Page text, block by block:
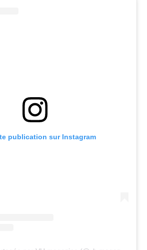
publication sur Instagram